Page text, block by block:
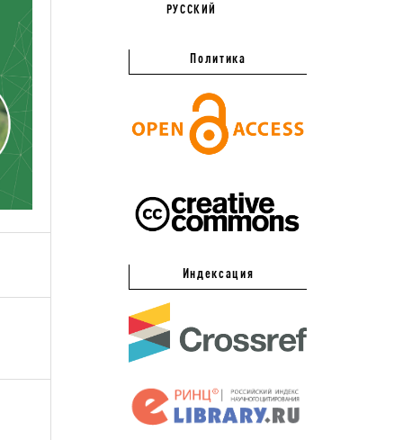
РУССКИЙ
Политика
Индексация